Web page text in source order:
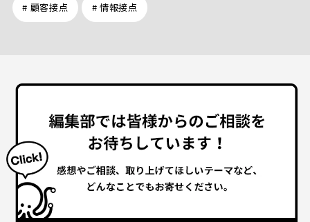
# 顧客接点 # 情報接点